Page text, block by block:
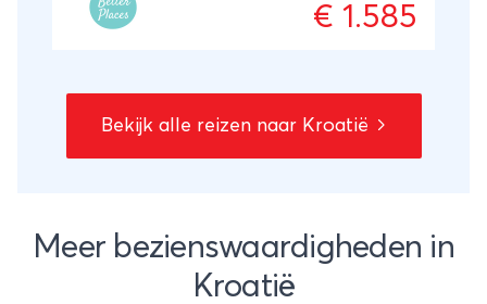
boottochten en lokale proeverijen. Je€ 1.585
Bekijk alle reizen naar Kroatië
Meer bezienswaardigheden in
Kroatië